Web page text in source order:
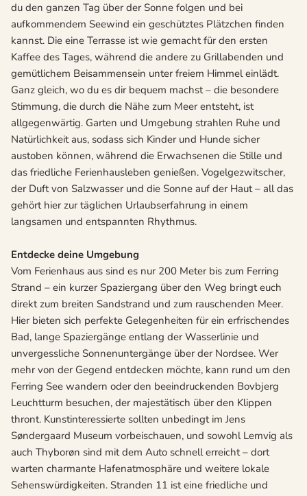
du den ganzen Tag über der Sonne folgen und bei
aufkommendem Seewind ein geschütztes Plätzchen finden
kannst. Die eine Terrasse ist wie gemacht für den ersten
Kaffee des Tages, während die andere zu Grillabenden und
gemütlichem Beisammensein unter freiem Himmel einlädt.
Ganz gleich, wo du es dir bequem machst – die besondere
Stimmung, die durch die Nähe zum Meer entsteht, ist
allgegenwärtig. Garten und Umgebung strahlen Ruhe und
Natürlichkeit aus, sodass sich Kinder und Hunde sicher
austoben können, während die Erwachsenen die Stille und
das friedliche Ferienhausleben genießen. Vogelgezwitscher,
der Duft von Salzwasser und die Sonne auf der Haut – all das
gehört hier zur täglichen Urlaubserfahrung in einem
langsamen und entspannten Rhythmus.
Entdecke deine Umgebung
Vom Ferienhaus aus sind es nur 200 Meter bis zum Ferring
Strand – ein kurzer Spaziergang über den Weg bringt euch
direkt zum breiten Sandstrand und zum rauschenden Meer.
Hier bieten sich perfekte Gelegenheiten für ein erfrischendes
Bad, lange Spaziergänge entlang der Wasserlinie und
unvergessliche Sonnenuntergänge über der Nordsee. Wer
mehr von der Gegend entdecken möchte, kann rund um den
Ferring See wandern oder den beeindruckenden Bovbjerg
Leuchtturm besuchen, der majestätisch über den Klippen
thront. Kunstinteressierte sollten unbedingt im Jens
Søndergaard Museum vorbeischauen, und sowohl Lemvig als
auch Thyborøn sind mit dem Auto schnell erreicht – dort
warten charmante Hafenatmosphäre und weitere lokale
Sehenswürdigkeiten. Stranden 11 ist eine friedliche und